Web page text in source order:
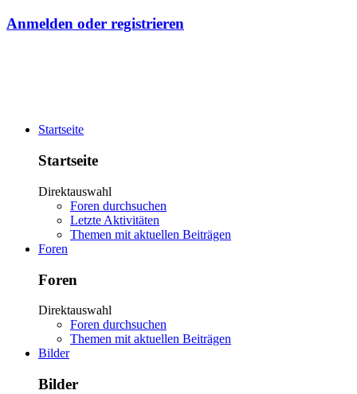
Anmelden oder registrieren
Startseite
Startseite
Direktauswahl
Foren durchsuchen
Letzte Aktivitäten
Themen mit aktuellen Beiträgen
Foren
Foren
Direktauswahl
Foren durchsuchen
Themen mit aktuellen Beiträgen
Bilder
Bilder